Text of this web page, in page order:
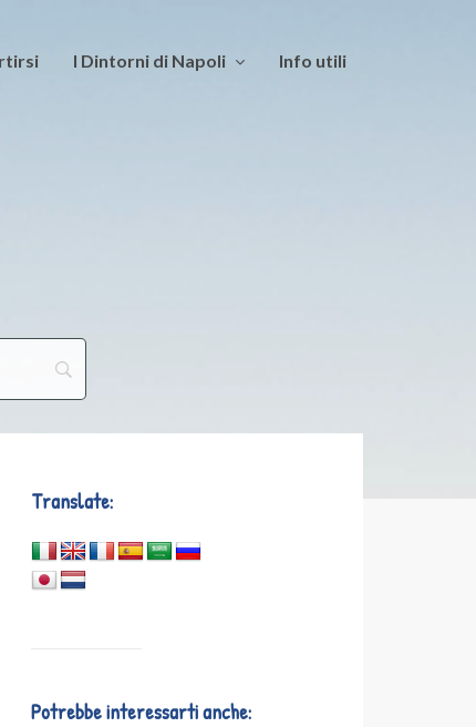
I Dintorni di Napoli Info utili
Translate:
Potrebbe interessarti anche: